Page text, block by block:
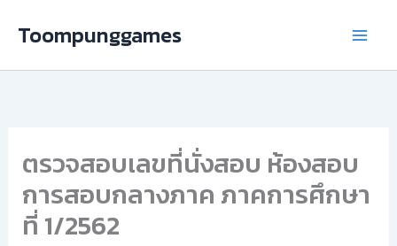
Toompunggames
ตรวจสอบเลขที่นั่งสอบ ห้องสอบ
การสอบกลางภาค ภาคการศึกษา
ที่ 1/2562